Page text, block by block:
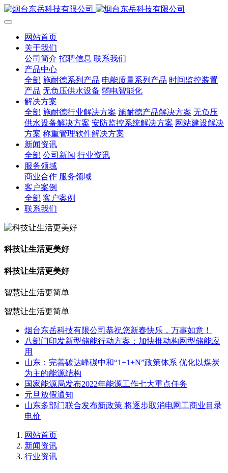
网站首页
关于我们
公司简介 招聘信息 联系我们
产品中心
全部 施耐德系列产品 电能质量系列产品 时间监控装置
产品 无负压供水设备 弱电智能化
解决方案
全部 施耐德行业解决方案 施耐德产品解决方案 无负压
供水设备解决方案 安防监控系统解决方案 网站建设解决
方案 称重管理软件解决方案
新闻资讯
全部 公司新闻 行业资讯
服务领域
商业合作 服务领域
客户案例
全部 客户案例
联系我们
科技让生活更美好
科技让生活更美好
智慧让生活更简单
智慧让生活更简单
烟台东岳科技有限公司恭祝您新春快乐，万事如意！
八部门印发新型储能行动方案：加快推动构网型储能应
用
山东：完善碳达峰碳中和“1+1+N”政策体系 优化以煤炭
为主的能源结构
国家能源局发布2022年能源工作七大重点任务
元旦放假通知
山东多部门联合发布新政策 将逐步取消电网工商业目录
电价
网站首页
新闻资讯
行业资讯